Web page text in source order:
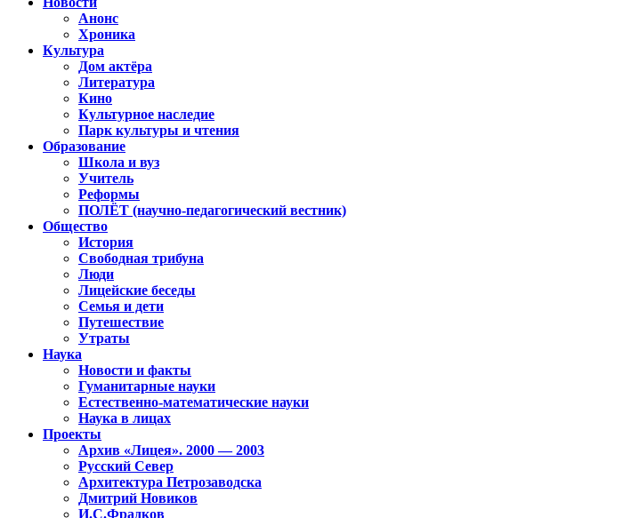
Анонс
Хроника
Культура
Дом актёра
Литература
Кино
Культурное наследие
Парк культуры и чтения
Образование
Школа и вуз
Учитель
Реформы
ПОЛЁТ (научно-педагогический вестник)
Общество
История
Свободная трибуна
Люди
Лицейские беседы
Семья и дети
Путешествие
Утраты
Наука
Новости и факты
Гуманитарные науки
Естественно-математические науки
Наука в лицах
Проекты
Архив «Лицея». 2000 — 2003
Русский Север
Архитектура Петрозаводска
Дмитрий Новиков
И.С.Фрадков